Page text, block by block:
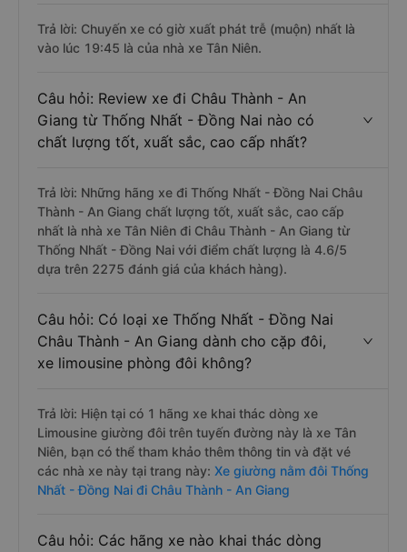
Trả lời: Chuyến xe có giờ xuất phát trễ (muộn) nhất là
vào lúc 19:45 là của nhà xe Tân Niên.
Câu hỏi: Review xe đi Châu Thành - An
Giang từ Thống Nhất - Đồng Nai nào có
chất lượng tốt, xuất sắc, cao cấp nhất?
Trả lời: Những hãng xe đi Thống Nhất - Đồng Nai Châu
Thành - An Giang chất lượng tốt, xuất sắc, cao cấp
nhất là nhà xe Tân Niên đi Châu Thành - An Giang từ
Thống Nhất - Đồng Nai với điểm chất lượng là 4.6/5
dựa trên 2275 đánh giá của khách hàng).
Câu hỏi: Có loại xe Thống Nhất - Đồng Nai
Châu Thành - An Giang dành cho cặp đôi,
xe limousine phòng đôi không?
Trả lời: Hiện tại có 1 hãng xe khai thác dòng xe
Limousine giường đôi trên tuyến đường này là xe Tân
Niên, bạn có thể tham khảo thêm thông tin và đặt vé
các nhà xe này tại trang này: Xe giường nằm đôi Thống
Nhất - Đồng Nai đi Châu Thành - An Giang
Câu hỏi: Các hãng xe nào khai thác dòng